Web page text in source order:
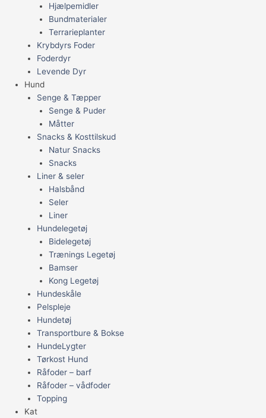
Hjælpemidler
Bundmaterialer
Terrarieplanter
Krybdyrs Foder
Foderdyr
Levende Dyr
Hund
Senge & Tæpper
Senge & Puder
Måtter
Snacks & Kosttilskud
Natur Snacks
Snacks
Liner & seler
Halsbånd
Seler
Liner
Hundelegetøj
Bidelegetøj
Trænings Legetøj
Bamser
Kong Legetøj
Hundeskåle
Pelspleje
Hundetøj
Transportbure & Bokse
HundeLygter
Tørkost Hund
Råfoder – barf
Råfoder – vådfoder
Topping
Kat